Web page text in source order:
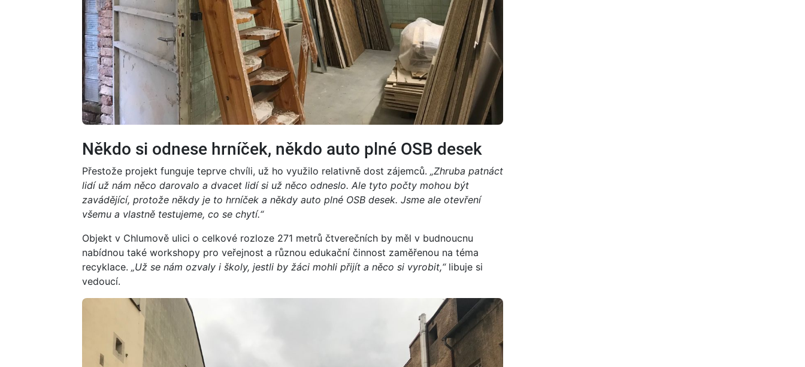
Někdo si odnese hrníček, někdo auto plné OSB desek
Přestože projekt funguje teprve chvíli, už ho využilo relativně dost zájemců. „Zhruba patnáct
lidí už nám něco darovalo a dvacet lidí si už něco odneslo. Ale tyto počty mohou být
zavádějící, protože někdy je to hrníček a někdy auto plné OSB desek. Jsme ale otevření
všemu a vlastně testujeme, co se chytí.“
Objekt v Chlumově ulici o celkové rozloze 271 metrů čtverečních by měl v budnoucnu
nabídnou také workshopy pro veřejnost a různou edukační činnost zaměřenou na téma
recyklace. „Už se nám ozvaly i školy, jestli by žáci mohli přijít a něco si vyrobit,“libuje si
vedoucí.